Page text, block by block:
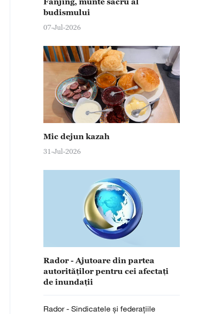
budismului
07-Jul-2026
Mic dejun kazah
31-Jul-2026
Rador - Ajutoare din partea
autorităților pentru cei afectați
de inundații
Rador - Sindicatele și federațiile